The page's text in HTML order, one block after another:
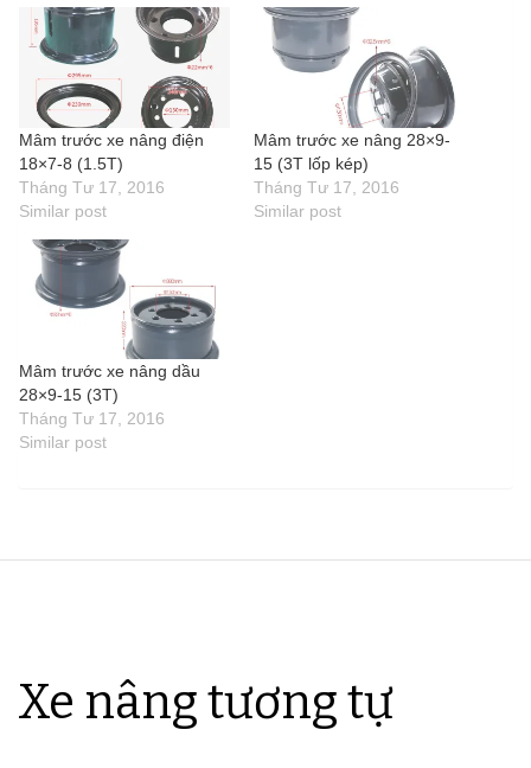
Mâm trước xe nâng điện
18×7-8 (1.5T)
Tháng Tư 17, 2016
Similar post
Mâm trước xe nâng 28×9-
15 (3T lốp kép)
Tháng Tư 17, 2016
Similar post
Mâm trước xe nâng dầu
28×9-15 (3T)
Tháng Tư 17, 2016
Similar post
Xe nâng tương tự